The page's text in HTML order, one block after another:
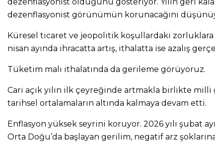
dezenflasyonist görünümün korunacağını
Küresel ticaret ve jeopolitik koşullardaki zorluklara
nisan ayında ihracatta artış, ithalatta ise azalış
Tüketim malı ithalatında da gerileme görüyoruz.
Cari açık yılın ilk çeyreğinde artmakla birlikte milli
tarihsel ortalamaların altında kalmaya devam etti.
Enflasyon yüksek seyrini koruyor. 2026 yılı şubat
Orta Doğu’da başlayan gerilim, negatif arz